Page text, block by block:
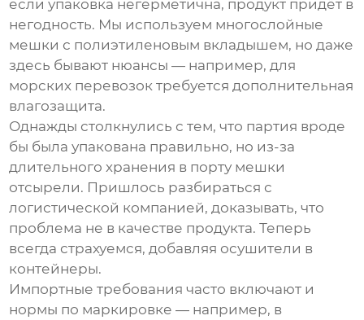
если упаковка негерметична, продукт придёт в
негодность. Мы используем многослойные
мешки с полиэтиленовым вкладышем, но даже
здесь бывают нюансы — например, для
морских перевозок требуется дополнительная
влагозащита.
Однажды столкнулись с тем, что партия вроде
бы была упакована правильно, но из-за
длительного хранения в порту мешки
отсырели. Пришлось разбираться с
логистической компанией, доказывать, что
проблема не в качестве продукта. Теперь
всегда страхуемся, добавляя осушители в
контейнеры.
Импортные требования часто включают и
нормы по маркировке — например, в